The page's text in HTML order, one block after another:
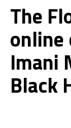
The
online
Imani
Black